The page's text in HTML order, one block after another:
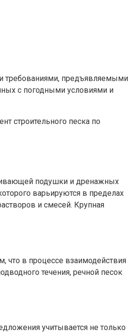
требованиями, предъявляемыми
с погодными условиями и
строительного песка по
подушки и дренажных
варьируются в пределах
и смесей. Крупная
что в процессе взаимодействия
течения, речной песок
учитывается не только